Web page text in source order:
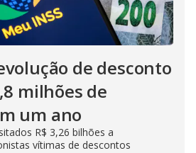
de desconto
milhões de
um ano
R$ 3,26 bilhões a
vítimas de descontos